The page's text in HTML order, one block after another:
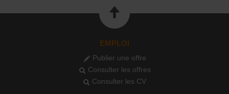
EMPLOI
Publier une offre
Consulter les offres
Consulter les CV